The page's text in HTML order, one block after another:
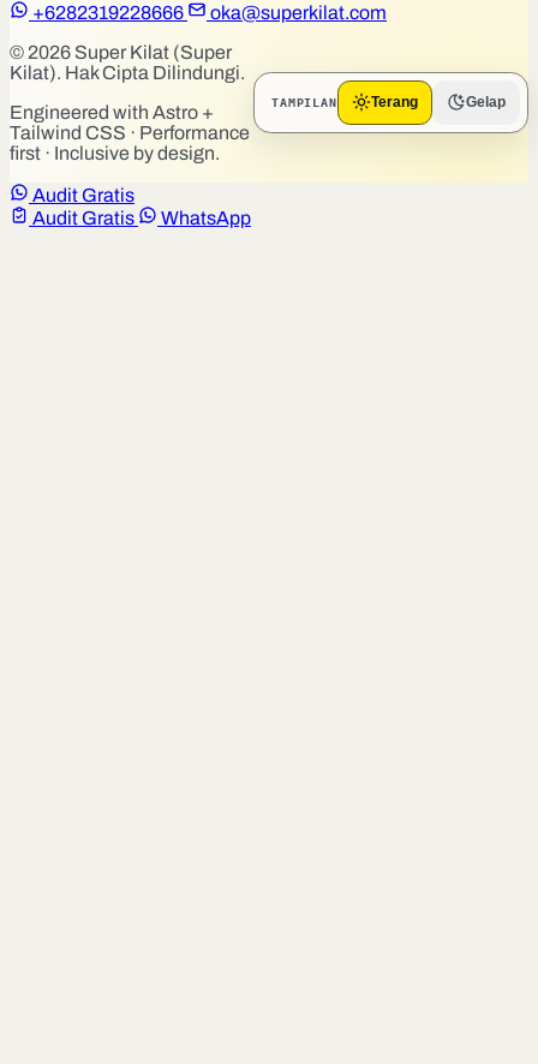
+6282319228666
oka@superkilat.com
© 2026 Super Kilat (Super
Kilat). Hak Cipta Dilindungi.
Engineered with Astro +
Tailwind CSS · Performance
first · Inclusive by design.
TAMPILAN Terang Gelap
Audit Gratis
Audit Gratis
WhatsApp